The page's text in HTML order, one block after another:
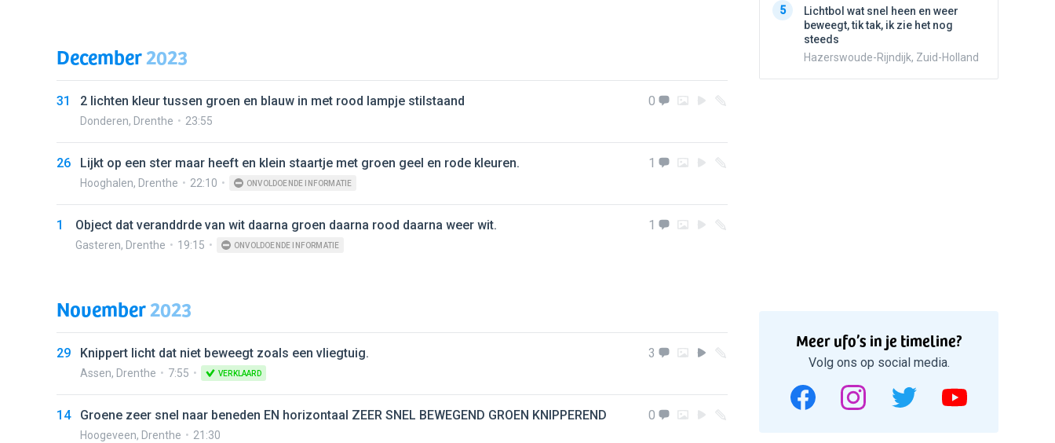
December2023
31 2 lichten kleur tussen groen en blauw in met rood lampje stilstaand
Donderen, Drenthe 23:55
0
26 Lijkt op een ster maar heeft en klein staartje met groen geel en rode kleuren.
Hooghalen, Drenthe 22:10 ONVOLDOENDE INFORMATIE
1
1 Object dat veranddrde van wit daarna groen daarna rood daarna weer wit.
Gasteren, Drenthe 19:15 ONVOLDOENDE INFORMATIE
1
November2023
29 Knippert licht dat niet beweegt zoals een vliegtuig.
Assen, Drenthe 7:55 VERKLAARD
3
14 Groene zeer snel naar beneden EN horizontaal ZEER SNEL BEWEGEND GROEN KNIPPEREND
Hoogeveen, Drenthe 21:30
0
5
Lichtbol wat snel heen en weer
beweegt, tik tak, ik zie het nog
steeds
Hazerswoude-Rijndijk, Zuid-Holland
Meer ufo’s in je timeline?
Volg ons op social media.